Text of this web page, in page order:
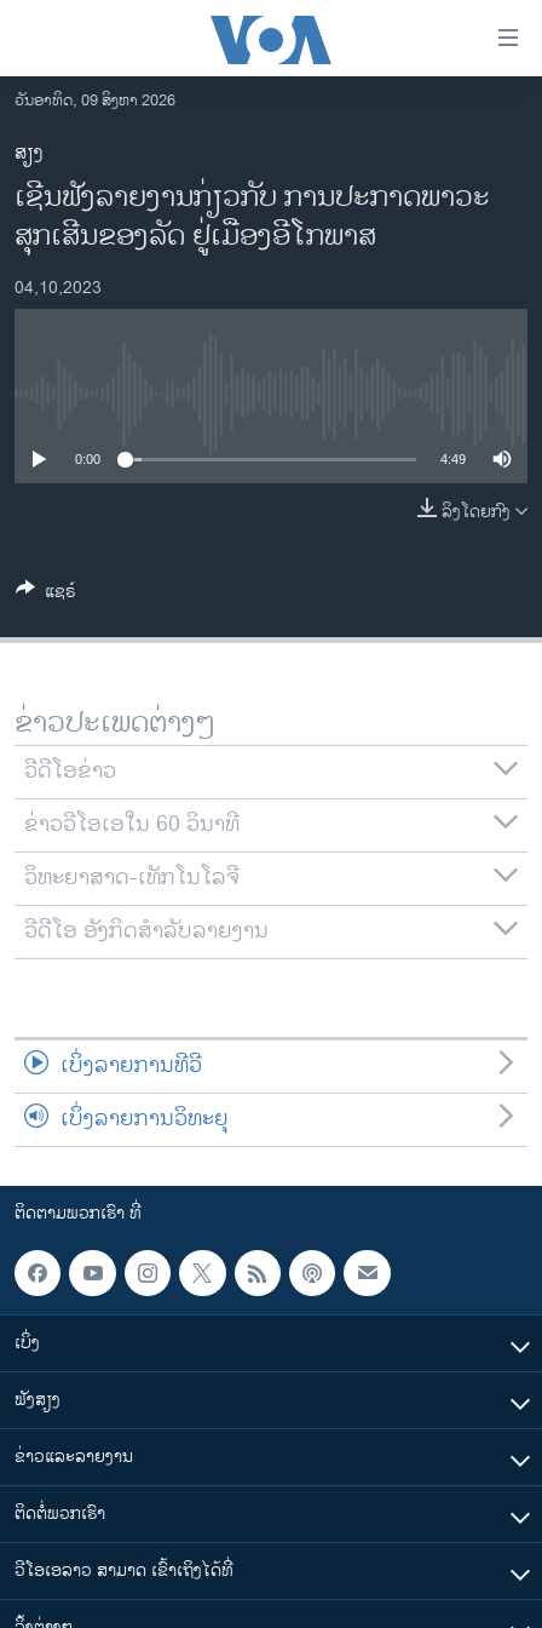
ເຂົ້າ
ຫາ
ຂ້າມ
ຂ້າມ
ຂ້າມ
ໄປ
ຫາ
ຊອກ
ລາວ
ອາເມຣິກາ
ການເລືອກຕັ້ງ ປະທານາທີບໍດີ ສະຫະລັດ 2024
ຂ່າວ​ຈີນ
ຊີວິດຊາວລາວ
ທຸລະກິດ
ພາສາອັງກິດ
ສຽງ
ລາຍການກະຈາຍສຽງ
ລາຍງານ
ຕິດຕາມພວກເຮົາ ທີ່
ພາສາຕ່າງໆ
ວັນອາທິດ, 09 ສິງຫາ 2026
ສຽງ
ເຊີນຟັງລາຍງານກ່ຽວກັບ ການປະກາດພາວະ
ສຸກເສີນຂອງລັດ ຢູ່ເມືອງອີໂກພາສ
04,10,2023
0:00 4:49
ລິງໂດຍກົງ
ແຊຣ໌
ຂ່າວປະເພດຕ່າງໆ
ວີດີໂອຂ່າວ
ຂ່າວວີໂອເອໃນ 60 ວິນາທີ
ວິທະຍາສາດ-ເທັກໂນໂລຈີ
ວີດີໂອ ອັງກິດສຳລັບລາຍງານ
ເບິ່ງລາຍການທີວີ
ເບິ່ງລາຍການວິທະຍຸ
ຕິດຕາມພວກເຮົາ ທີ່
ເບິ່ງ
ຟັງສຽງ
ຂ່າວແລະລາຍງານ
ຕິດຕໍ່ພວກເຮົາ
ວີໂອເອລາວ ສາມາດ ເຂົ້າເຖິງໄດ້ທີ່